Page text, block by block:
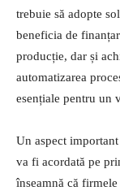
trebuie să adopte
beneficia de
producție, dar și
automatizarea
esențiale pentru un
Un aspect
va fi acordată pe
înseamnă că